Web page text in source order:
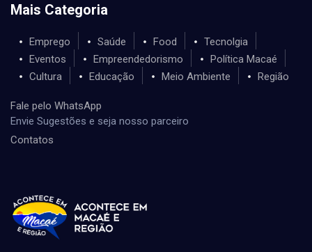
Mais Categoria
Emprego Saúde Food
Tecnolgia
Eventos
Empreendedorismo
Política Macaé
Cultura
Educação Meio Ambiente Região
Fale pelo WhatsApp
Envie Sugestões e seja nosso parceiro
Contatos